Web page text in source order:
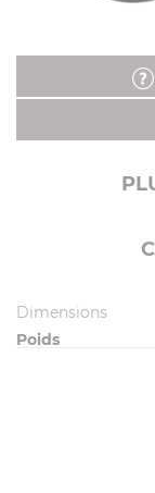
Dimensions
Poids